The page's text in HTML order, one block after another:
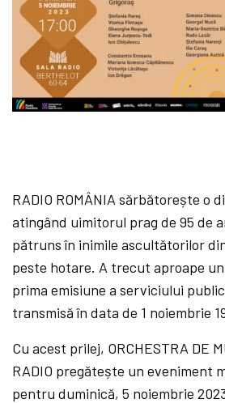
RADIO ROMÂNIA sărbătorește o
atingând uimitorul prag de 95 de
pătruns în inimile ascultătorilor
peste hotare. A trecut aproape
prima emisiune a serviciului
transmisă în data de 1 noiembrie
Cu acest prilej, ORCHESTRA DE
RADIO pregătește un eveniment
pentru duminică, 5 noiembrie